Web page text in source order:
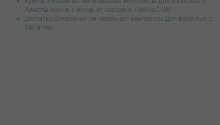
Алматы можно в интернет-магазине Apteka.COM
Доставка Витаминно-минеральные комплексы Для взрослых в
140 аптек